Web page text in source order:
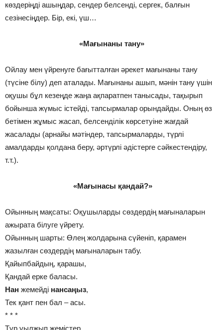
көздеріңді ашыңдар, сендер белсенді, сергек, балғын
сезінесіңдер. Бір, екі, үш…
«Мағынаны тану»
Ойлау мен үйренуге бағытталған әрекет мағынаны тану
(түсіне білу) деп аталады. Мағынаны ашып, мәнін тану үшін
оқушы бұл кезеңде жаңа ақпаратпен танысады, тақырып
бойынша жүмыс істейді, тапсырмалар орындайды. Оның өз
бетімен жұмыс жасап, белсенділік көрсетуіне жағдай
жасалады (арнайы мәтіндер, тапсырмаларды, түрлі
амалдарды қолдана беру, әртүрлі әдістерге сәйкестендіру,
т.т.).
«Мағынасы қандай?»
Ойынның мақсаты: Оқушыларды сөздердің мағыналарын
ажырата білуге үйрету.
Ойынның шарты: Өлең жолдарына сүйеніп, қарамен
жазылған сөздердің мағыналарын табу.
Қайыпбайдың, қарашы,
Қандай ерке баласы.
Нан жемейді нансаңыз,
Тек қант пен бал – асы.
* * *